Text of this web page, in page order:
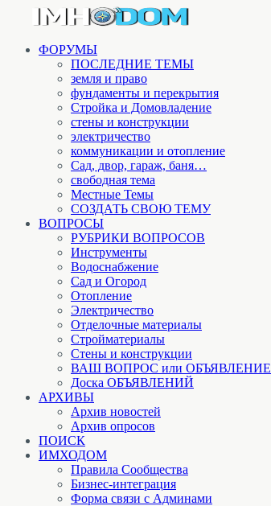
ФОРУМЫ
ПОСЛЕДНИЕ ТЕМЫ
земля и право
фундаменты и перекрытия
Стройка и Домовладение
стены и конструкции
электричество
коммуникации и отопление
Cад, двор, гараж, баня…
свободная тема
Местные Темы
СОЗДАТЬ СВОЮ ТЕМУ
ВОПРОСЫ
РУБРИКИ ВОПРОСОВ
Инструменты
Водоснабжение
Сад и Огород
Отопление
Электричество
Отделочные материалы
Стройматериалы
Стены и конструкции
ВАШ ВОПРОС или ОБЪЯВЛЕНИЕ
Доска ОБЪЯВЛЕНИЙ
АРХИВЫ
Архив новостей
Архив опросов
ПОИСК
ИМХОДОМ
Правила Сообщества
Бизнес-интеграция
Форма связи с Админами